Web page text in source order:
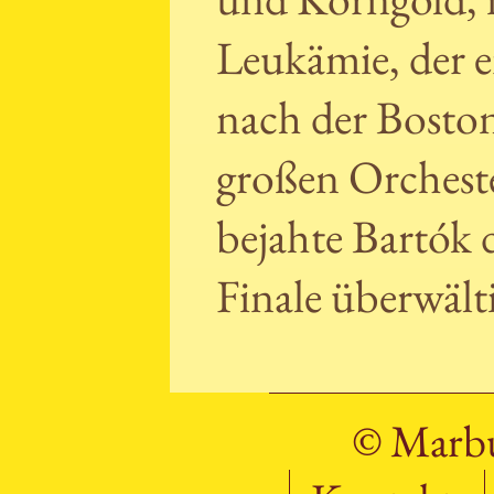
Leukämie, der
nach der
großen
bejahte Bartók
Finale
©